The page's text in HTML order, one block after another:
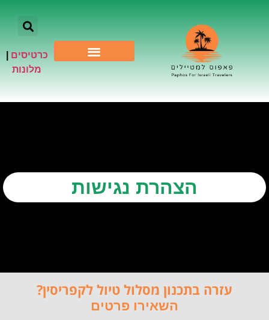
כרטיסים
מלונות
הצהרת נגישות
עזרה בתכנון מסלול טיול לקפריסין?
השאירו פרטים